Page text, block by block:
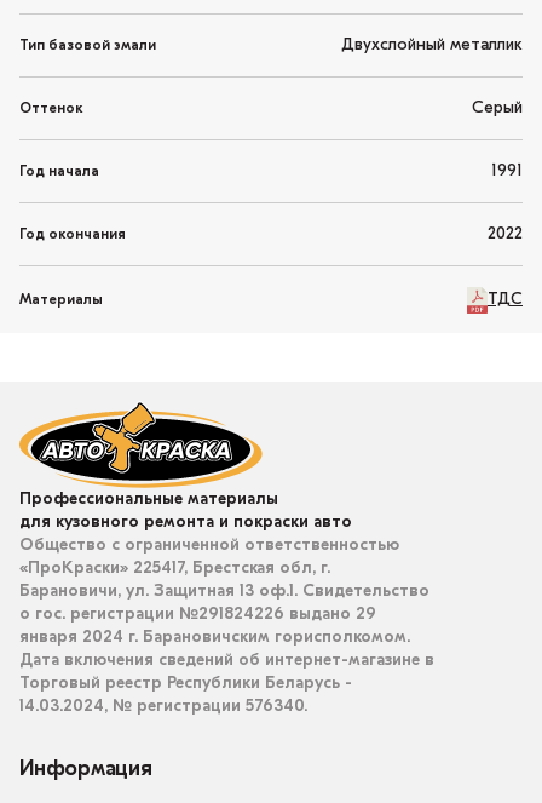
Тип базовой эмали Двухслойный металлик
Оттенок Серый
Год начала 1991
Год окончания 2022
Материалы ТДС
Профессиональные материалы
для кузовного ремонта и покраски авто
Общество с ограниченной ответственностью
«ПроКраски» 225417, Брестская обл, г.
Барановичи, ул. Защитная 13 оф.1. Свидетельство
о гос. регистрации №291824226 выдано 29
января 2024 г. Барановичским горисполкомом.
Дата включения сведений об интернет-магазине в
Торговый реестр Республики Беларусь -
14.03.2024, № регистрации 576340.
Информация